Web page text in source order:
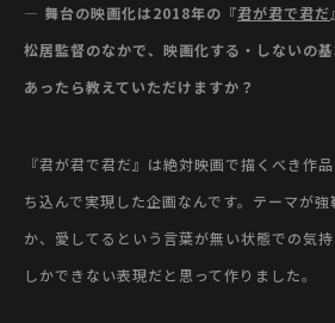
— 舞台の映画化は2018年の『君が君で君だ
松居監督のなかで、映画化する・しないの
あったら教えていただけますか？
『君が君で君だ』は絶対映画で描くべき作
ち込んで実現した企画なんです。テーマが
か、愛してるという言葉が無い状態での気
しかできない表現だと思って作りました。